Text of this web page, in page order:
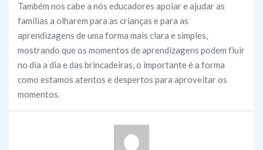
Também nos cabe a nós educadores apoiar e ajudar as
famílias a olharem para as crianças e para as
aprendizagens de uma forma mais clara e simples,
mostrando que os momentos de aprendizagens podem fluir
no dia a dia e das brincadeiras, o importante é a forma
como estamos atentos e despertos para aproveitar os
momentos.